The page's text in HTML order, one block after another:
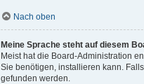
Nach oben
Meine Sprache steht auf diesem
Meist hat die Board-Administration
Sie benötigen, installieren kann.
gefunden werden.